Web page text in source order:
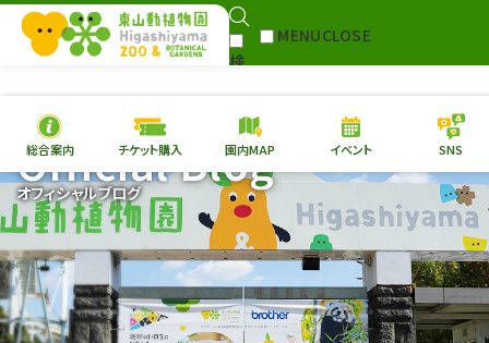
検
MENUCLOSE
本日の開園情報 チケ
園内MAP イベント
総合案内
動物園 植物園
総合案内 チケット購入 園内MAP イベント SNS
オフィシャルブログ
Official Blog